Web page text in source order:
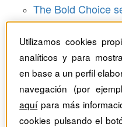
The Bold Choice
Top Employers
Hemeroteca
Monográficos
Dossieres
Utilizamos cookies
analíticos y para
en base a un perfil
navegación (por
aquípara más
cookies pulsando el